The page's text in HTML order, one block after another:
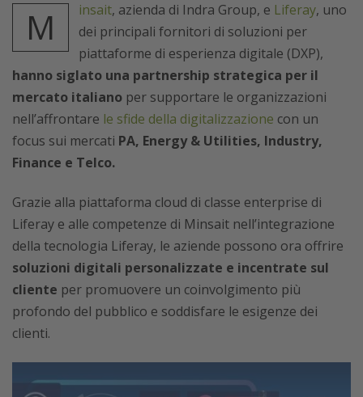
M insait, azienda di Indra Group, e Liferay, uno
dei principali fornitori di soluzioni per
piattaforme di esperienza digitale (DXP),
hanno siglato una partnership strategica per il
mercato italiano per supportare le organizzazioni
nell’affrontare le sfide della digitalizzazione con un
focus sui mercati PA, Energy & Utilities, Industry,
Finance e Telco.
Grazie alla piattaforma cloud di classe enterprise di
Liferay e alle competenze di Minsait nell’integrazione
della tecnologia Liferay, le aziende possono ora offrire
soluzioni digitali personalizzate e incentrate sul
cliente per promuovere un coinvolgimento più
profondo del pubblico e soddisfare le esigenze dei
clienti.